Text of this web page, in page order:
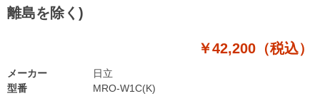
離島を除く)
￥42,200（税込）
型番
MRO-W1C(K)
メーカー 日立